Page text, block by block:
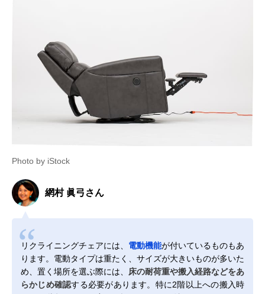
Photo by iStock
網村 眞弓さん
リクライニングチェアには、 電動機能が付いているものもあ
ります。電動タイプは重たく、サイズが大きいものが多いた
め、置く場所を選ぶ際には、 床の耐荷重や搬入経路などをあ
らかじめ確認する必要があります。特に2階以上への搬入時